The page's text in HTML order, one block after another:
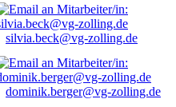
silvia.beck@vg-zolling.de
dominik.berger@vg-zolling.de